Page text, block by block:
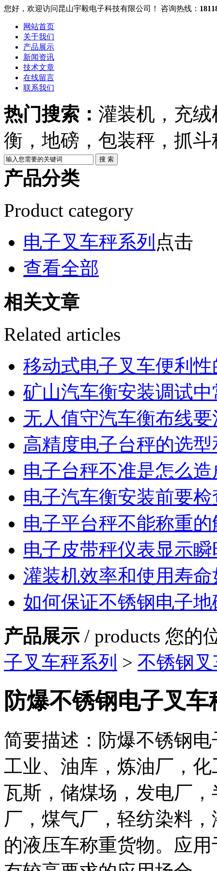
您好，欢迎访问昆山宇毅电子科技有限公司！ 咨询热线：
网站首页
关于我们
产品展示
新闻资讯
技术文章
在线留言
联系我们
热门搜索： 灌装机，充
衡，地磅，包装秤，抓
产品分类
Product category
电子叉车秤系列 点击
查看全部
相关文章
Related articles
移动式电子叉车便利
矿山汽车衡安装调试
无人值守汽车衡布线
高精度电子台秤的选
电子台秤不准是怎么
电子汽车衡安装前要
电子平台秤不能称重
电子皮带秤仪表显示
灌装机效率和使用寿
如何保证不锈钢电子
产品展示 / products 您的
子叉车秤系列 > 不锈钢
防爆不锈钢电子叉车
简要描述：防爆不锈钢
工业、油库，炼油厂，
瓦斯，储煤场，发电厂
厂，煤气厂，轻纺染料
的液压车称重货物。应